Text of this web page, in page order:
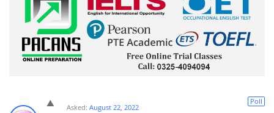
Poll
Asked: August 22, 2022